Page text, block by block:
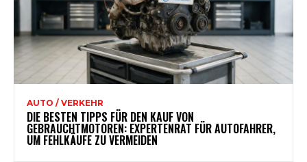
AUTO / VERKEHR
DIE BESTEN TIPPS FÜR DEN KAUF VON
GEBRAUCHTMOTOREN: EXPERTENRAT FÜR AUTOFAHRER,
UM FEHLKÄUFE ZU VERMEIDEN